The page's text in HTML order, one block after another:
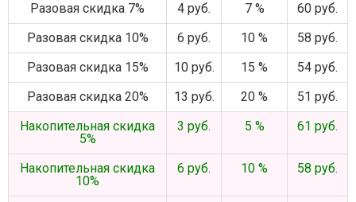
Разовая скидка 7%
4 руб. 7 %
60 руб.
Разовая скидка 10%
6 руб. 10 %
58 руб.
Разовая скидка 15%
10 руб. 15 %
54 руб.
Разовая скидка 20%
13 руб. 20 %
51 руб.
Накопительная скидка
5%
3 руб. 5 % 61 руб.
Накопительная скидка
10%
6 руб. 10 % 58 руб.